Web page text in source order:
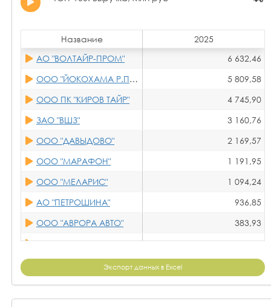
ООО "ТРАНЗИТ"
ООО "ПРОИЗВОДСТВЕННОЕ ОБЪЕДИНЕНИЕ "ЭЛАСТОМЕР"
26,53
ООО "МЕТАТЭКС"
21,89
ЗАО "ВШЗ"
ООО "ПК "ЧЕМПИОН"
Название
2025
АО "ВОЛТАЙР-ПРОМ"
6 632,46
ООО "ЙОКОХАМА Р.П.З."
5 809,58
ООО ПК "КИРОВ ТАЙР"
4 745,90
ЗАО "ВШЗ"
3 160,76
ООО "ДАВЫДОВО"
2 169,57
ООО "МАРАФОН"
1 191,95
ООО "МЕЛАРИС"
1 094,24
АО "ПЕТРОШИНА"
936,85
ООО "АВРОРА АВТО"
383,93
ООО "РЕМЭКА"
184,54
ООО "ДИАЛЮКС"
165,35
ООО "РК-РАЙФЕН"
132,09
Экспорт данных в Excel